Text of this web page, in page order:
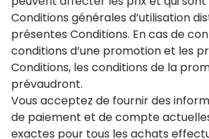
Conditions générales d’utilisation
présentes Conditions. En cas de
conditions d’une promotion et les
Conditions, les conditions de la
prévaudront.
Vous acceptez de fournir des
de paiement et de compte
exactes pour tous les achats